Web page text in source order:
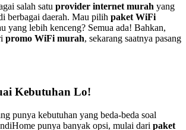
salah satu provider internet murah yang
berbagai daerah. Mau pilih paket WiFi
yang lebih kenceng? Semua ada! Bahkan,
promo WiFi murah, sekarang saatnya pasang
Kebutuhan Lo!
punya kebutuhan yang beda-beda soal
punya banyak opsi, mulai dari paket